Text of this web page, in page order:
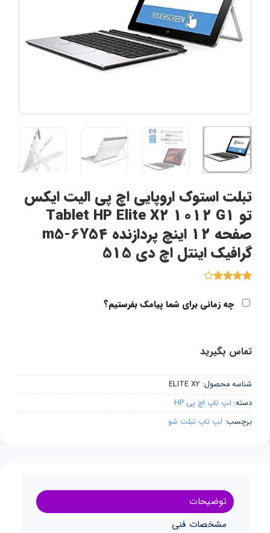
تبلت استوک اروپایی اچ پی الیت ایکس
تو Tablet HP Elite X2 1012 G1
صفحه 12 اینچ پردازنده m5-6Y54
گرافیک اینتل اچ دی 515
امتیازچه زمانی برای شما پیامک بفرستیم؟
تماس بگیرید
شناسه محصول: ELITE X2
دسته: لپ تاپ اچ پی HP
برچسب: لپ تاپ تبلت شو
توضیحات
مشخصات فنی